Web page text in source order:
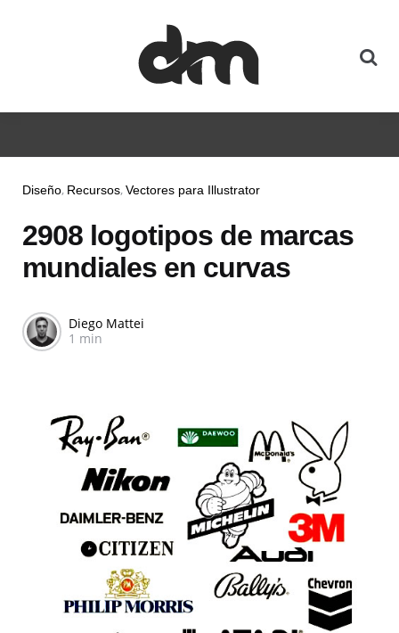
Diseño Recursos Vectores para Illustrator
2908 logotipos de marcas
mundiales en curvas
Diego Mattei
1 min